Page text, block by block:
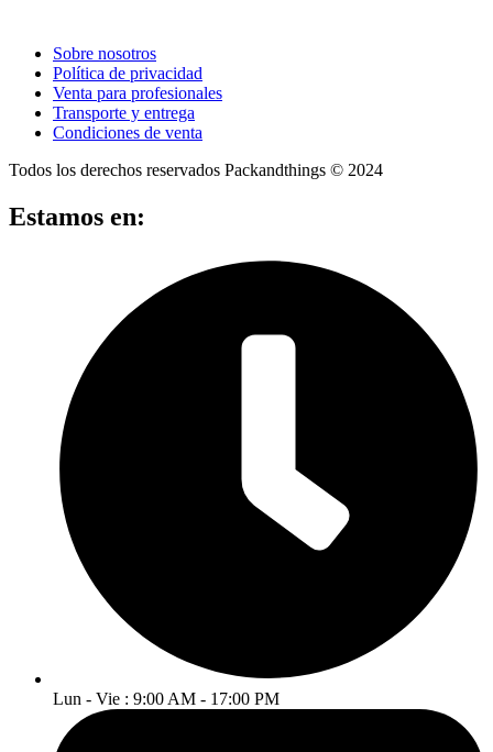
Sobre nosotros
Política de privacidad
Venta para profesionales
Transporte y entrega
Condiciones de venta
Todos los derechos reservados Packandthings © 2024
Estamos en:
Lun - Vie : 9:00 AM - 17:00 PM